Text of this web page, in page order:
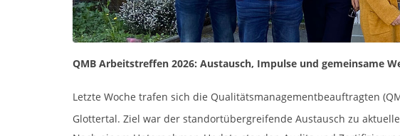
QMB Arbeitstreffen 2026: Austausch, Impulse und gemeinsame
Letzte Woche trafen sich die Qualitätsmanagementbeauftragten
Glottertal. Ziel war der standortübergreifende Austausch zu